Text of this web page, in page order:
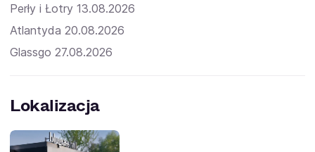
Perły i Łotry 13.08.2026
Atlantyda 20.08.2026
Glassgo 27.08.2026
Lokalizacja